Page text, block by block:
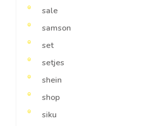
sale
samson
set
setjes
shein
shop
siku